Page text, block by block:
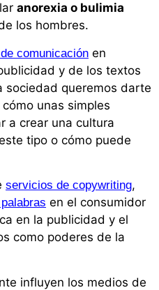
anorexia o bulimia
los hombres.
comunicación en
y de los textos
sociedad queremos darte
unas simples
a crear una cultura
tipo o cómo puede
servicios de copywriting,
en el consumidor
en la publicidad y el
como poderes de la
influyen los medios de